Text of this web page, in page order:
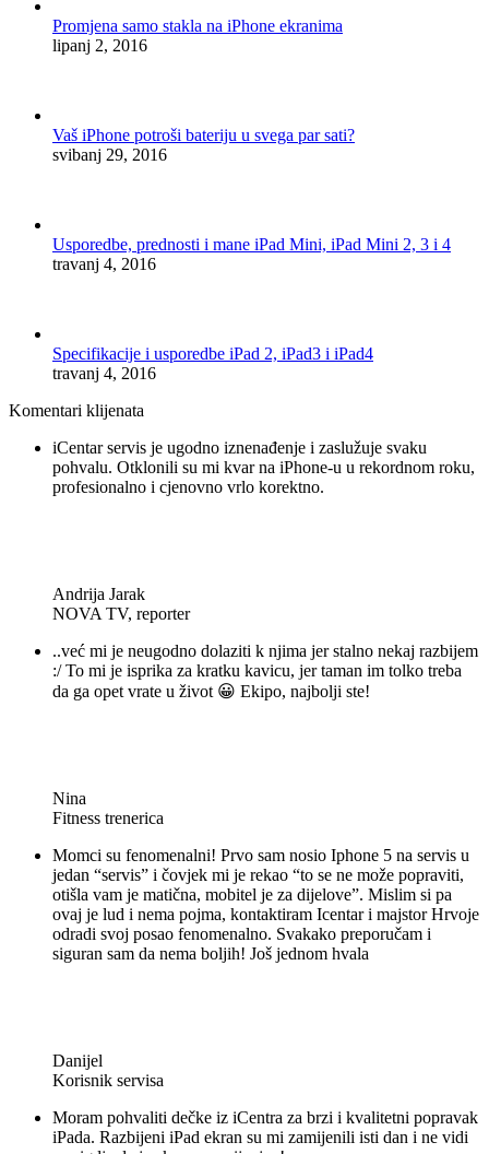
Promjena samo stakla na iPhone ekranima
lipanj 2, 2016
Vaš iPhone potroši bateriju u svega par sati?
svibanj 29, 2016
Usporedbe, prednosti i mane iPad Mini, iPad Mini 2, 3 i 4
travanj 4, 2016
Specifikacije i usporedbe iPad 2, iPad3 i iPad4
travanj 4, 2016
Komentari klijenata
iCentar servis je ugodno iznenađenje i zaslužuje svaku
pohvalu. Otklonili su mi kvar na iPhone-u u rekordnom roku,
profesionalno i cjenovno vrlo korektno.
Andrija Jarak
NOVA TV, reporter
..već mi je neugodno dolaziti k njima jer stalno nekaj razbijem
:/ To mi je isprika za kratku kavicu, jer taman im tolko treba
da ga opet vrate u život 😀 Ekipo, najbolji ste!
Nina
Fitness trenerica
Momci su fenomenalni! Prvo sam nosio Iphone 5 na servis u
jedan “servis” i čovjek mi je rekao “to se ne može popraviti,
otišla vam je matična, mobitel je za dijelove”. Mislim si pa
ovaj je lud i nema pojma, kontaktiram Icentar i majstor Hrvoje
odradi svoj posao fenomenalno. Svakako preporučam i
siguran sam da nema boljih! Još jednom hvala
Danijel
Korisnik servisa
Moram pohvaliti dečke iz iCentra za brzi i kvalitetni popravak
iPada. Razbijeni iPad ekran su mi zamijenili isti dan i ne vidi